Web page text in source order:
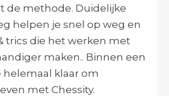
de methode. Duidelijke
helpen je snel op weg en
trics die het werken met
maken.. Binnen een
helemaal klaar om
met Chessity.